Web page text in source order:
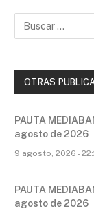
OTRAS
PAUTA
agosto de 2026
9 agosto, 2026 -
PAUTA
agosto de 2026